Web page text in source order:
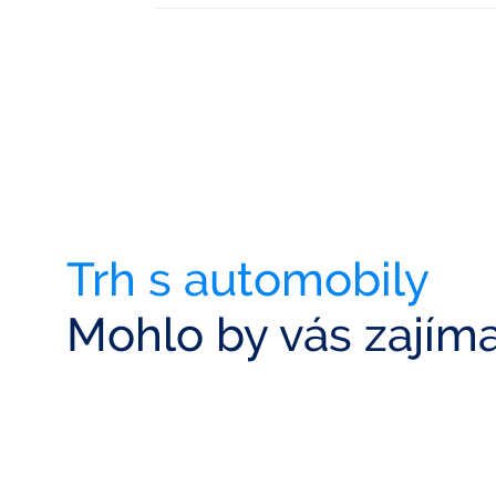
Trh s automobily
Mohlo by vás